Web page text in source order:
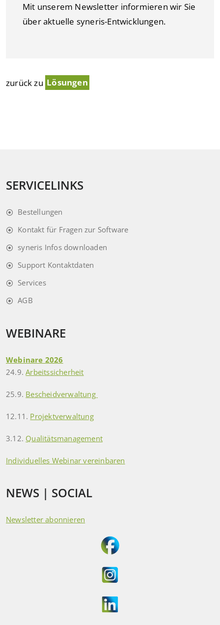
Mit unserem Newsletter informieren wir Sie
über aktuelle syneris-Entwicklungen.
zurück zu Lösungen
SERVICELINKS
Bestellungen
Kontakt für Fragen zur Software
syneris Infos downloaden
Support Kontaktdaten
Services
AGB
WEBINARE
Webinare 2026
24.9.Arbeitssicherheit
25.9. Bescheidverwaltung
12.11. Projektverwaltung
3.12. Qualitätsmanagement
Individuelles Webinar vereinbaren
NEWS | SOCIAL
Newsletter abonnieren